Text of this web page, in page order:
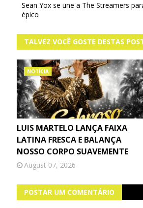
Sean Yox se une a The Streamers
épico
TALVEZ VOCÊ GOSTE DESTAS
NOTÍCIA
LUIS MARTELO LANÇA FAIXA
LATINA FRESCA E BALANÇA
NOSSO CORPO SUAVEMENTE
August 07, 2026
POSTAR UM COMENTÁRIO